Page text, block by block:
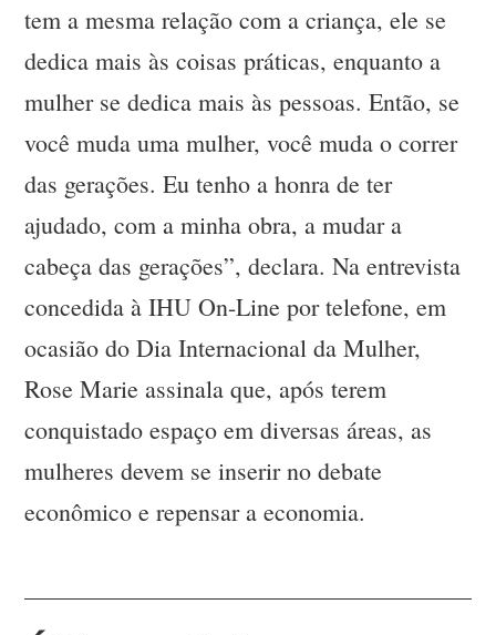
tem a mesma relação com a criança, ele se
dedica mais às coisas práticas, enquanto a
mulher se dedica mais às pessoas. Então, se
você muda uma mulher, você muda o correr
das gerações. Eu tenho a honra de ter
ajudado, com a minha obra, a mudar a
cabeça das gerações”, declara. Na entrevista
concedida à IHU On-Line por telefone, em
ocasião do Dia Internacional da Mulher,
Rose Marie assinala que, após terem
conquistado espaço em diversas áreas, as
mulheres devem se inserir no debate
econômico e repensar a economia.